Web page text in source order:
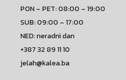
PON – PET: 08:00 – 19:00
SUB: 09:00 – 17:00
NED: neradni dan
+387 32 89 11 10
jelah@kalea.ba